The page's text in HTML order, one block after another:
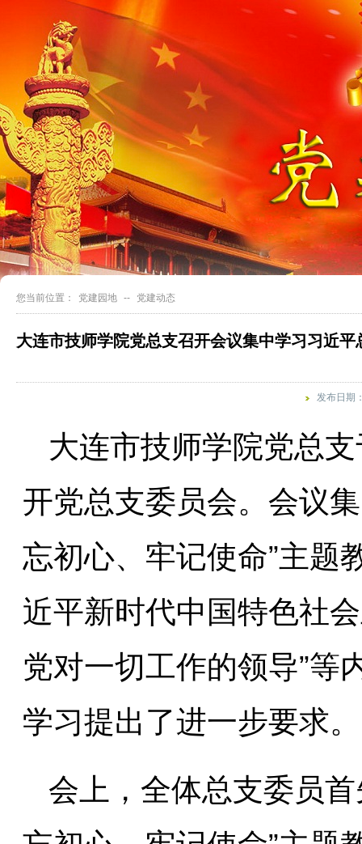
您当前位置： 党建园地 -- 党建动态
大连市技师学院党总支召开会议集中学习习近
发布日期